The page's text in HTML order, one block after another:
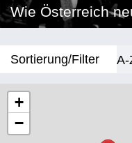
Wie Österreich
Sortierung/Filter
A-
+
−